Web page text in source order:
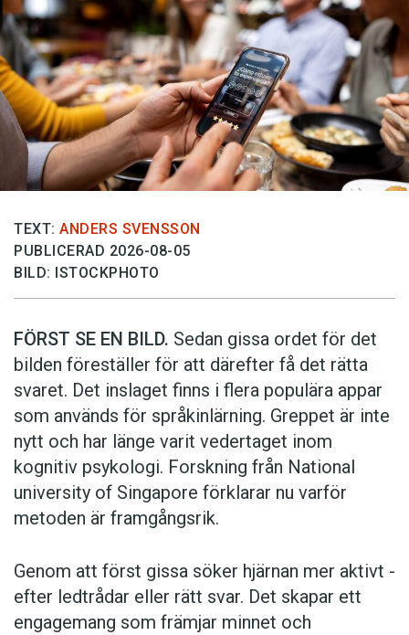
TEXT: ANDERS SVENSSON
PUBLICERAD 2026-08-05
BILD: ISTOCKPHOTO
FÖRST SE EN BILD. Sedan gissa ordet för det
bilden föreställer för att därefter få det rätta
svaret. Det inslaget finns i flera populära appar
som används för språkinlärning. Greppet är inte
nytt och har länge varit vedertaget inom
kognitiv psykologi. Forskning från National
university of Singa­pore förklarar nu varför
metoden är framgångsrik.
Genom att först gissa ­söker hjärnan mer aktivt ­
efter ledtrådar eller rätt svar. Det skapar ett
engagemang som främjar minnet och